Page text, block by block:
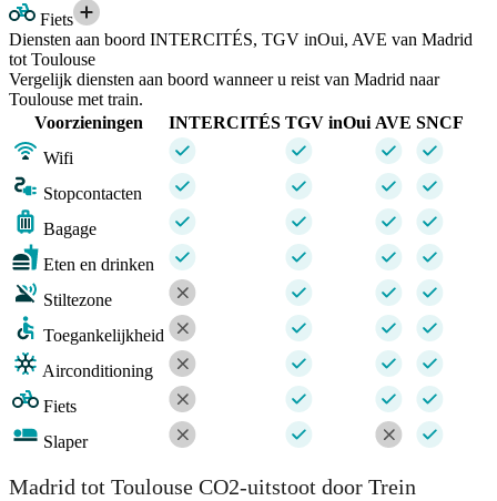
Fiets
Diensten aan boord INTERCITÉS, TGV inOui, AVE van Madrid
tot Toulouse
Vergelijk diensten aan boord wanneer u reist van Madrid naar
Toulouse met train.
Voorzieningen
INTERCITÉS TGV inOui AVE SNCF
Wifi
Stopcontacten
Bagage
Eten en drinken
Stiltezone
Toegankelijkheid
Airconditioning
Fiets
Slaper
Madrid tot Toulouse CO2-uitstoot door Trein